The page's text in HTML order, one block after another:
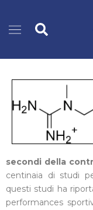
contenuto
secondi della
centinaia di studi
questi studi ha
performances